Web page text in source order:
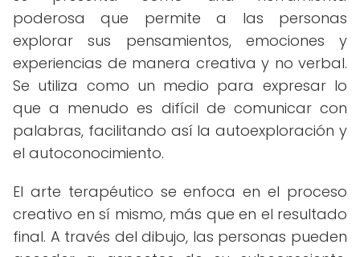
poderosa que permite a las personas
explorar sus pensamientos, emociones y
experiencias de manera creativa y no verbal.
Se utiliza como un medio para expresar lo
que a menudo es difícil de comunicar con
palabras, facilitando así la autoexploración y
el autoconocimiento.
El arte terapéutico se enfoca en el proceso
creativo en sí mismo, más que en el resultado
final. A través del dibujo, las personas pueden